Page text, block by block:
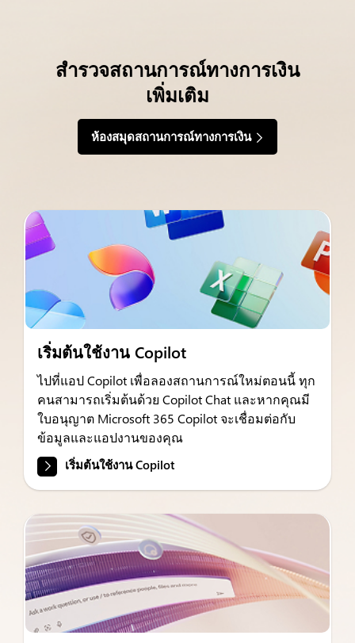
สำรวจสถานการณ์ทางการเงิน
เพิ่มเติม
ห้องสมุดสถานการณ์ทางการเงิน
เริ่มต้นใช้งาน Copilot
ไปที่แอป Copilot เพื่อลองสถานการณ์ใหม่ตอนนี้ ทุก
คนสามารถเริ่มต้นด้วย Copilot Chat และหากคุณมี
ใบอนุญาต Microsoft 365 Copilot จะเชื่อมต่อกับ
ข้อมูลและแอปงานของคุณ
เริ่มต้นใช้งาน Copilot